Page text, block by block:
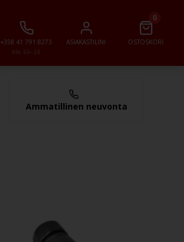
Klo 10–16
+358 41 791 8273 ASIAKASTILINI
0
OSTOSKORI
Ammatillinen neuvonta